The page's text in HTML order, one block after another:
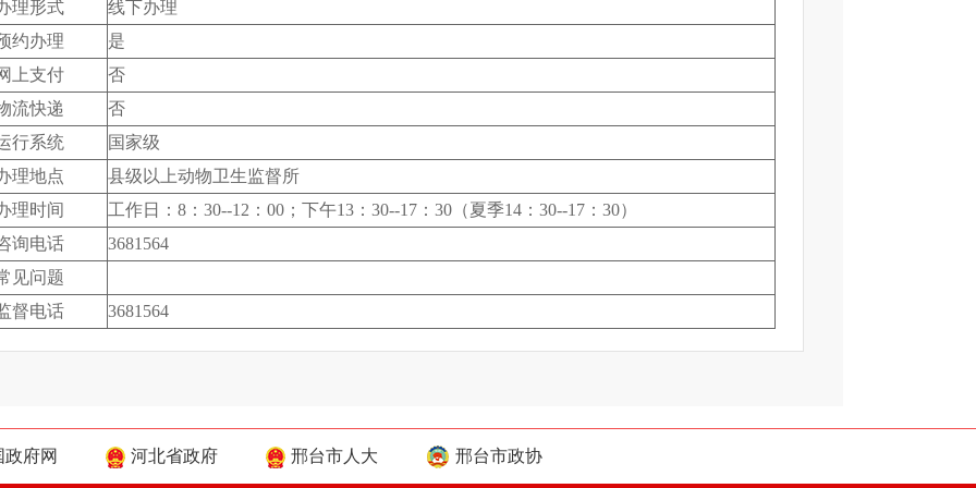
理形式
线下办理
约办理
是
上支付
否
流快递
否
行系统
国家级
理地点
县级以上动物卫生监督所
理时间
工作日：8：30--12：00；下午13：30--17：30（夏季14：30--17：30）
询电话
3681564
见问题
督电话
3681564
政府网 河北省政府 邢台市人大 邢台市政协